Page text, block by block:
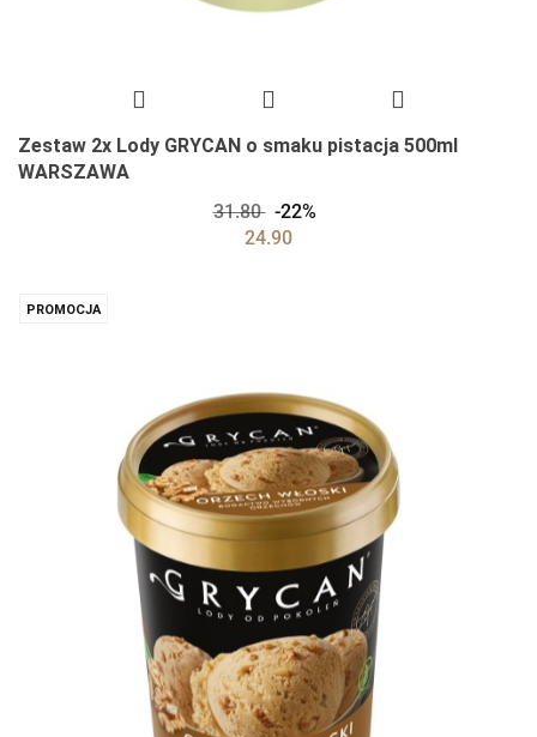
Zestaw 2x Lody GRYCAN o smaku pistacja 500ml
WARSZAWA
31.80
-22%
24.90
PROMOCJA